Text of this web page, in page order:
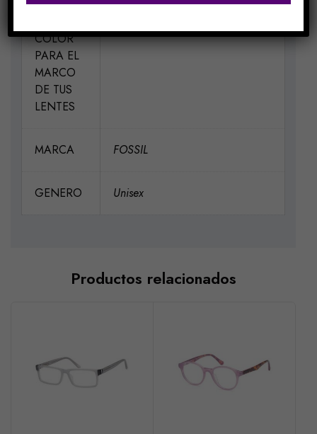
COLOR
PARA EL
MARCO
DE TUS
LENTES
MARCA FOSSIL
GENERO Unisex
Productos relacionados